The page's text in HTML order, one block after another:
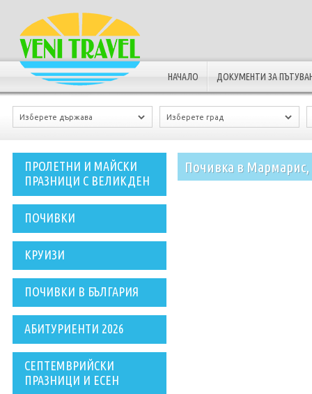
НАЧАЛО ДОКУМЕНТИ ЗА
ПРОЛЕТНИ И МАЙСКИ
ПРАЗНИЦИ С ВЕЛИКДЕН
ПОЧИВКИ
КРУИЗИ
ПОЧИВКИ В БЪЛГАРИЯ
АБИТУРИЕНТИ 2026
СЕПТЕМВРИЙСКИ
ПРАЗНИЦИ И ЕСЕН
Почивка в